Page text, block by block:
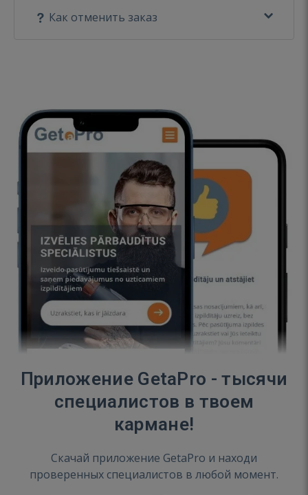
Как отменить заказ
Приложение GetaPro - тысячи
специалистов в твоем
кармане!
Скачай приложение GetaPro и находи
проверенных специалистов в любой момент.